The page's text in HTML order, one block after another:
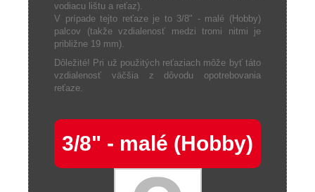
vodiacu lištu a reťaz).
V prípade tejto reťaze je to 3/8" - malé (Hobby)
palcov (takže vzdialenosť medzi tromi nitmi je
približne 19 mm).
Dôležité! Pri už použitých reťaziach môže byť táto
vzdialenosť väčšia z dôvodu opotrebovania
reťaze.
3/8" - malé (Hobby)